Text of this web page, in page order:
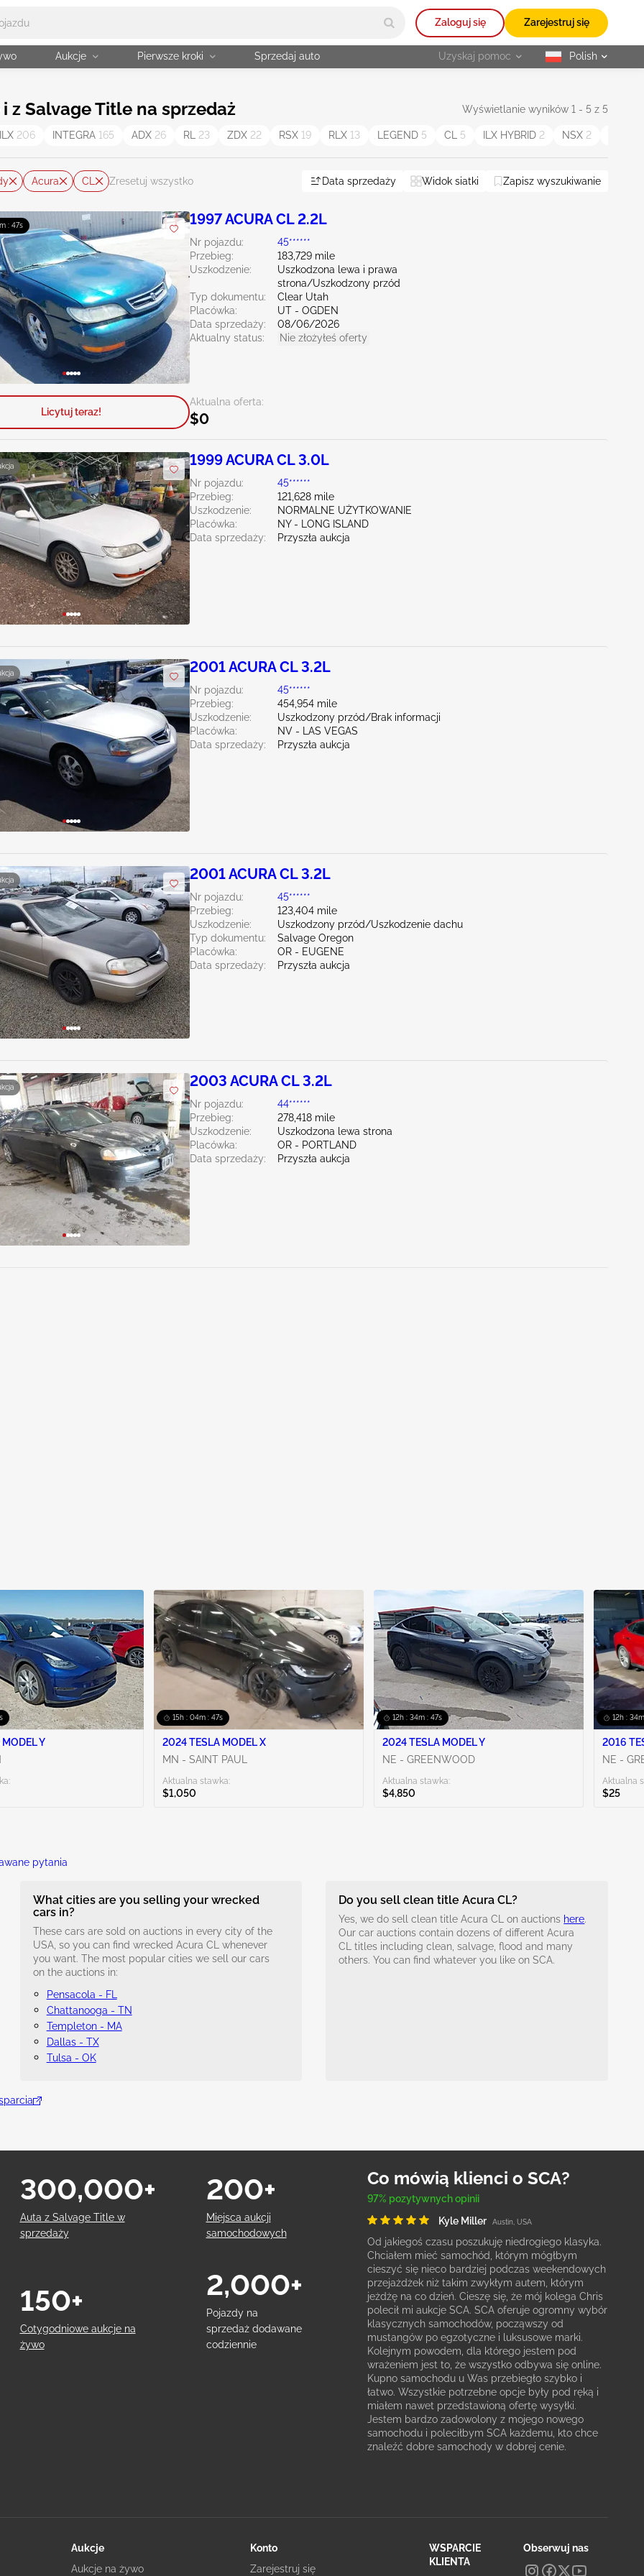
Zaloguj się Zarejestruj się
Aukcje Pierwsze kroki Sprzedaj auto Uzyskaj pomoc selected
Polish
z Salvage Title na sprzedaż Wyświetlanie wyników 1 - 5 z 5
ILX 206 INTEGRA 165 ADX 26 RL 23 ZDX 22 RSX 19 RLX 13 LEGEND 5 CL 5 ILX HYBRID 2 NSX 2
Acura CL Zresetuj wszystko Data sprzedaży Widok siatki Zapisz wyszukiwanie
: 46s 1997 ACURA CL 2.2L
Nr pojazdu:
45******
Przebieg:
183,729 mile
Uszkodzenie:
Uszkodzona lewa i prawa
strona/Uszkodzony przód
Typ dokumentu:
Clear Utah
Placówka:
UT - OGDEN
Data sprzedaży:
08/06/2026
Aktualny status:
Nie złożyłeś oferty
Aktualna oferta:
$0
Licytuj teraz!
1999 ACURA CL 3.0L
Nr pojazdu:
45******
Przebieg:
121,628 mile
Uszkodzenie:
NORMALNE UŻYTKOWANIE
Placówka:
NY - LONG ISLAND
Data sprzedaży:
Przyszła aukcja
2001 ACURA CL 3.2L
Nr pojazdu:
45******
Przebieg:
454,954 mile
Uszkodzenie:
Uszkodzony przód/Brak informacji
Placówka:
NV - LAS VEGAS
Data sprzedaży:
Przyszła aukcja
2001 ACURA CL 3.2L
Nr pojazdu:
45******
Przebieg:
123,404 mile
Uszkodzenie:
Uszkodzony przód/Uszkodzenie dachu
Typ dokumentu:
Salvage Oregon
Placówka:
OR - EUGENE
Data sprzedaży:
Przyszła aukcja
2003 ACURA CL 3.2L
Nr pojazdu:
44******
Przebieg:
278,418 mile
Uszkodzenie:
Uszkodzona lewa strona
Placówka:
OR - PORTLAND
Data sprzedaży:
Przyszła aukcja
Y
15h : 04m : 46s
2024 TESLA MODEL X
MN - SAINT PAUL
Aktualna stawka:
$1,050
12h : 34m : 46s
2024 TESLA MODEL Y
NE - GREENWOOD
Aktualna stawka:
$4,850
12h :
NE -
Aktualna
$25
pytania
What cities are you selling your wrecked
cars in?
These cars are sold on auctions in every city of the
USA, so you can find wrecked Acura CL whenever
you want. The most popular cities we sell our cars
on the auctions in:
Pensacola - FL
Chattanooga - TN
Templeton - MA
Dallas - TX
Tulsa - OK
Do you sell clean title Acura CL?
Yes, we do sell clean title Acura CL on auctions here.
Our car auctions contain dozens of different Acura
CL titles including clean, salvage, flood and many
others. You can find whatever you like on SCA.
Auta z Salvage Title w
sprzedaży
300,000+
Miejsca aukcji
samochodowych
200+
Cotygodniowe aukcje na
żywo
150+
Pojazdy na
sprzedaż dodawane
codziennie
2,000+
Co mówią klienci o SCA?
97% pozytywnych opinii
Kyle Miller
Austin, USA
Od jakiegoś czasu poszukuję niedrogiego klasyka.
Chciałem mieć samochód, którym mógłbym
cieszyć się nieco bardziej podczas weekendowych
przejażdżek niż takim zwykłym autem, którym
jeżdżę na co dzień. Cieszę się, że mój kolega Chris
polecił mi aukcje SCA. SCA oferuje ogromny wybór
klasycznych samochodów, począwszy od
mustangów po egzotyczne i luksusowe marki.
Kolejnym powodem, dla którego jestem pod
wrażeniem jest to, że wszystko odbywa się online.
Kupno samochodu u Was przebiegło szybko i
łatwo. Wszystkie potrzebne opcje były pod ręką i
miałem nawet przedstawioną ofertę wysyłki.
Jestem bardzo zadowolony z mojego nowego
samochodu i poleciłbym SCA każdemu, kto chce
znaleźć dobre samochody w dobrej cenie.
Aukcje
Aukcje na żywo
Konto
Zarejestruj się
WSPARCIE
KLIENTA
Obserwuj nas